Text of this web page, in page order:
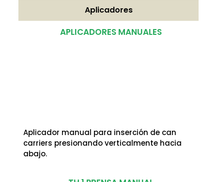
Aplicadores
APLICADORES MANUALES
Aplicador manual para inserción de can
carriers presionando verticalmente hacia
abajo.